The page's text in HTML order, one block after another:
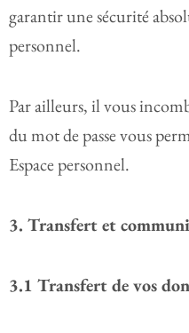
garantir une sécurité
personnel.
Par ailleurs, il vous
du mot de passe vous
Espace personnel.
3. Transfert et
3.1 Transfert de vos